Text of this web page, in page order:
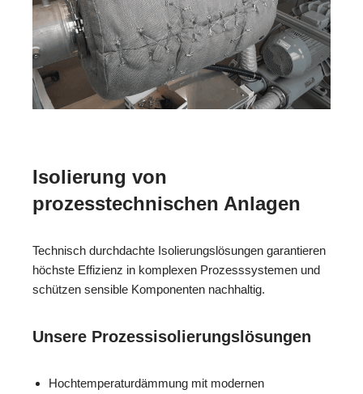
Isolierung von
prozesstechnischen Anlagen
Technisch durchdachte Isolierungslösungen garantieren
höchste Effizienz in komplexen Prozesssystemen und
schützen sensible Komponenten nachhaltig.
Unsere Prozessisolierungslösungen
Hochtemperaturdämmung mit modernen